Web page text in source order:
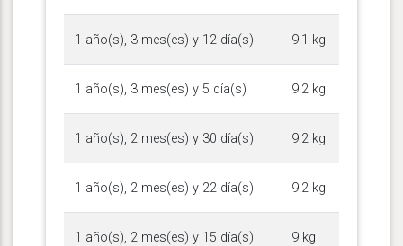
1 año(s), 3 mes(es) y 12 día(s) 9.1 kg
1 año(s), 3 mes(es) y 5 día(s) 9.2 kg
1 año(s), 2 mes(es) y 30 día(s) 9.2 kg
1 año(s), 2 mes(es) y 22 día(s) 9.2 kg
1 año(s), 2 mes(es) y 15 día(s) 9 kg